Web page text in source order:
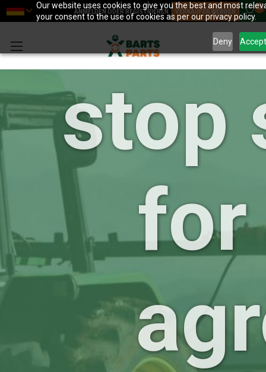
Our website uses cookies to give you the best and most
your consent to the use of cookies as per our privacy policy.
Deny Accept
ANMELDEN ODER REGISTRIEREN VERKÄUFER WERDEN
0
stop
for